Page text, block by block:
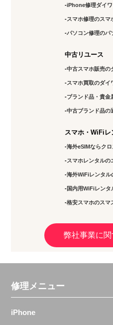
iPhone修理ダイ
スマホ修理のスマ
パソコン修理のパ
中古リユース
中古スマホ販売の
スマホ買取のダイ
ブランド品・貴金
中古ブランド品の
スマホ・WiFiレ
海外eSIMならクロ
スマホレンタルの
海外WiFiレンタル
国内用WiFiレンタ
格安スマホのスマ
弊社事業に
修理メニュー
iPhone